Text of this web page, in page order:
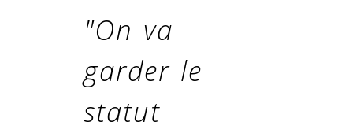
"On va
garder le
statut